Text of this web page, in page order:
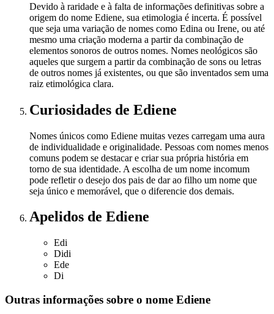
Devido à raridade e à falta de informações definitivas sobre a
origem do nome Ediene, sua etimologia é incerta. É possível
que seja uma variação de nomes como Edina ou Irene, ou até
mesmo uma criação moderna a partir da combinação de
elementos sonoros de outros nomes. Nomes neológicos são
aqueles que surgem a partir da combinação de sons ou letras
de outros nomes já existentes, ou que são inventados sem uma
raiz etimológica clara.
Curiosidades de Ediene
Nomes únicos como Ediene muitas vezes carregam uma aura
de individualidade e originalidade. Pessoas com nomes menos
comuns podem se destacar e criar sua própria história em
torno de sua identidade. A escolha de um nome incomum
pode refletir o desejo dos pais de dar ao filho um nome que
seja único e memorável, que o diferencie dos demais.
Apelidos de Ediene
Edi
Didi
Ede
Di
Outras informações sobre o nome Ediene